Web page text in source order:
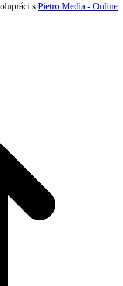
s Pietro Media - Online